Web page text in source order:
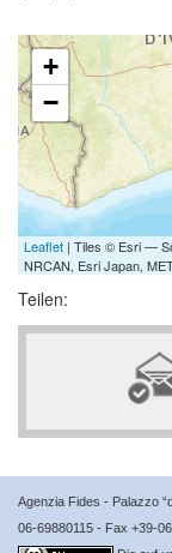
+
−
Leaflet | Tiles © Esri —
NRCAN, Esri Japan,
Teilen:
Agenzia Fides - Palazzo
06-69880115 - Fax +39-